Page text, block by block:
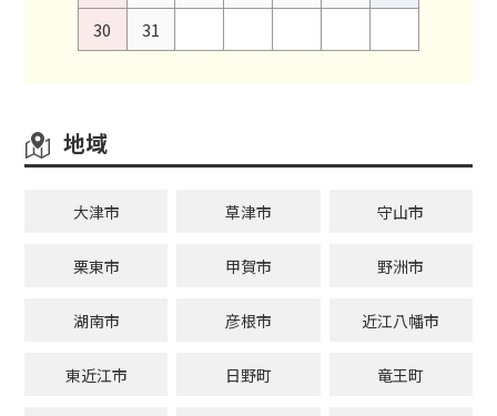
30
31
地域
大津市 草津市 守山市
栗東市 甲賀市 野洲市
湖南市 彦根市 近江八幡市
東近江市 日野町 竜王町